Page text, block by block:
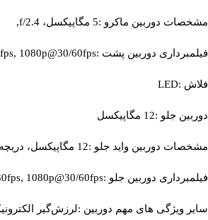
مشخصات دوربین ماکرو :5 مگاپیکسل، f/2.4,
فیلمبرداری دوربین پشت :4K@30fps, 1080p@30/60fps
فلاش :LED
دوربین جلو :12 مگاپیکسل
مشخصات دوربین واید جلو :12 مگاپیکسل، دریچه دیافراگم f/2.2
فیلمبرداری دوربین جلو :4K@30fps, 1080p@30/60fps
سایر ویژگی‌ های مهم دوربین :لرزش‌گیر